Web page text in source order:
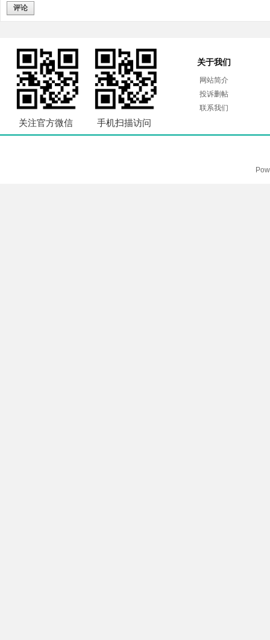
评论
关注官方微信 手机扫描访问
关于我们
网站简介
投诉删帖
联系我们